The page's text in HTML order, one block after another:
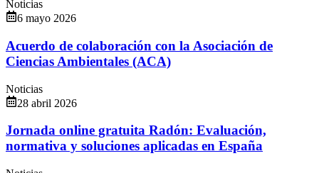
Noticias
6 mayo 2026
Acuerdo de colaboración con la Asociación de
Ciencias Ambientales (ACA)
Noticias
28 abril 2026
Jornada online gratuita Radón: Evaluación,
normativa y soluciones aplicadas en España